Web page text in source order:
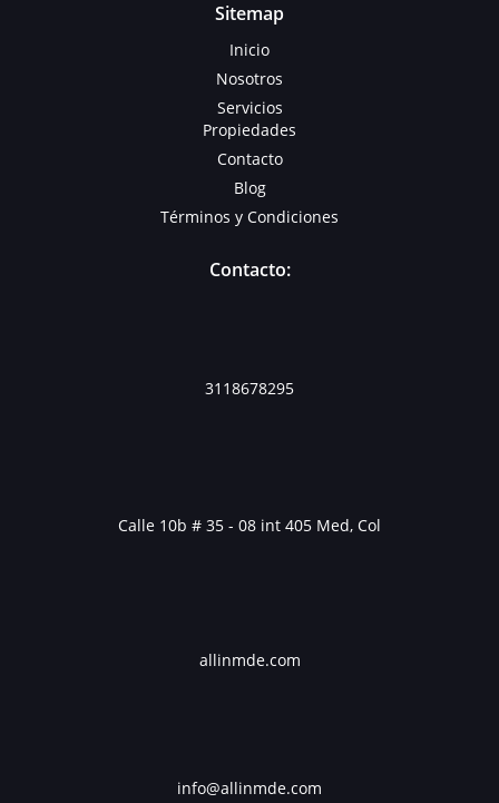
Sitemap
Inicio
Nosotros
Servicios
Propiedades
Contacto
Blog
Términos y Condiciones
Contacto:
3118678295
Calle 10b # 35 - 08 int 405 Med, Col
allinmde.com
info@allinmde.com